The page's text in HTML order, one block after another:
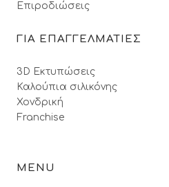
Επιροδιώσεις
ΓΙΑ ΕΠΑΓΓΕΛΜΑΤΙΕΣ
3D Εκτυπώσεις
Καλούπια σιλικόνης
Χονδρική
Franchise
MENU